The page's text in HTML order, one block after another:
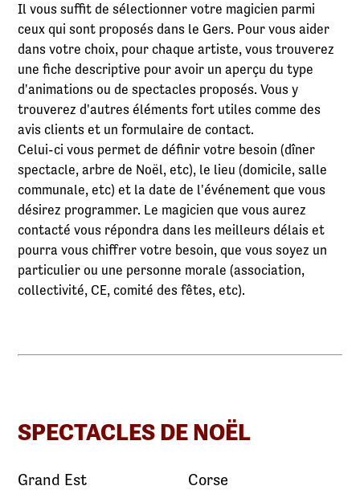
Il vous suffit de sélectionner votre magicien parmi
ceux qui sont proposés dans le Gers. Pour vous aider
dans votre choix, pour chaque artiste, vous trouverez
une fiche descriptive pour avoir un aperçu du type
d'animations ou de spectacles proposés. Vous y
trouverez d'autres éléments fort utiles comme des
avis clients et un formulaire de contact.
Celui-ci vous permet de définir votre besoin (dîner
spectacle, arbre de Noël, etc), le lieu (domicile, salle
communale, etc) et la date de l'événement que vous
désirez programmer. Le magicien que vous aurez
contacté vous répondra dans les meilleurs délais et
pourra vous chiffrer votre besoin, que vous soyez un
particulier ou une personne morale (association,
collectivité, CE, comité des fêtes, etc).
SPECTACLES DE NOËL
Grand Est
Corse